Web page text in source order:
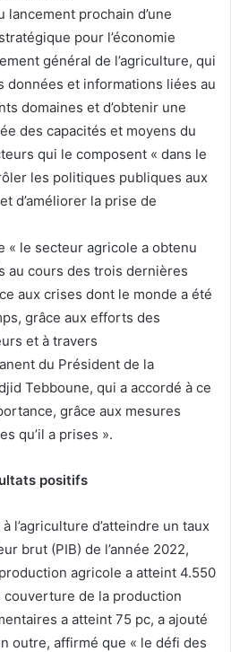
prochain d’une
pour l’économie
général de l’agriculture, qui
données et informations liées au
domaines et d’obtenir une
des capacités et moyens du
qui le composent « dans le
les politiques publiques aux
d’améliorer la prise de
« le secteur agricole a obtenu
au cours des trois dernières
aux crises dont le monde a été
grâce aux efforts des
et à travers
du Président de la
Tebboune, qui a accordé à ce
grâce aux mesures
qu’il a prises ».
positifs
l’agriculture d’atteindre un taux
brut (PIB) de l’année 2022,
agricole a atteint 4.550
couverture de la production
a atteint 75 pc, a ajouté
outre, affirmé que « le défi des